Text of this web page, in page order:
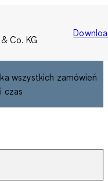
Co. KG
wszystkich zamówień
czas